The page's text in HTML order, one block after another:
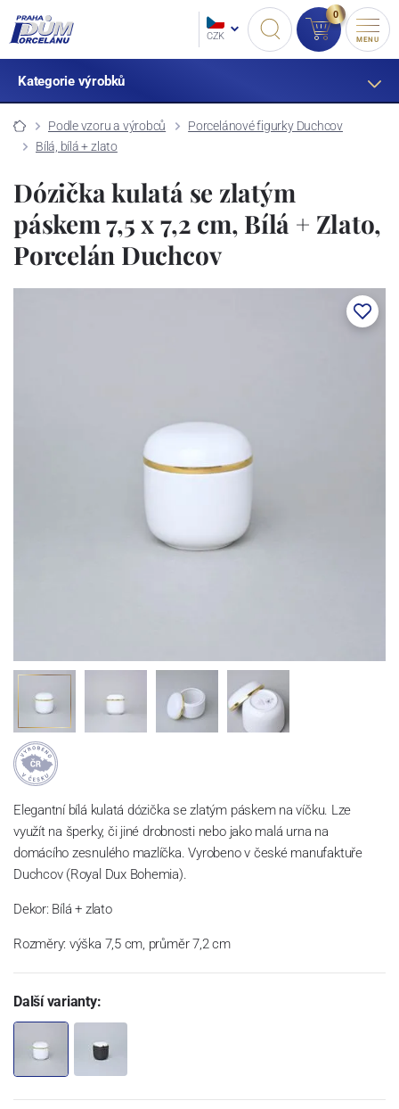
CZK
0
MENU
Kategorie výrobků
Podle vzoru a výrobců
Porcelánové figurky Duchcov
Bílá, bílá + zlato
Dózička kulatá se zlatým
páskem 7,5 x 7,2 cm, Bílá + Zlato,
Porcelán Duchcov
Elegantní bílá kulatá dózička se zlatým páskem na víčku. Lze
využít na šperky, či jiné drobnosti nebo jako malá urna na
domácího zesnulého mazlíčka. Vyrobeno v české manufaktuře
Duchcov (Royal Dux Bohemia).
Dekor: Bílá + zlato
Rozměry: výška 7,5 cm, průměr 7,2 cm
Další varianty: